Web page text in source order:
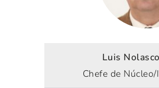
Luis
Chefe de Núcleo/